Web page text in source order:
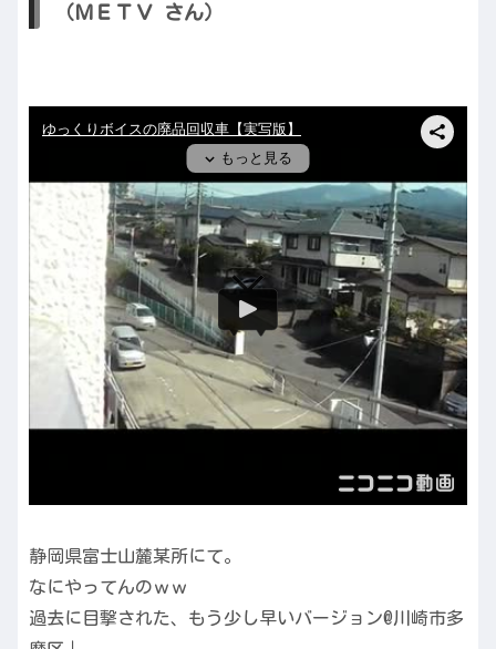
（ＭＥＴＶ さん）
静岡県富士山麓某所にて。
なにやってんのｗｗ
過去に目撃された、もう少し早いバージョン@川崎市多